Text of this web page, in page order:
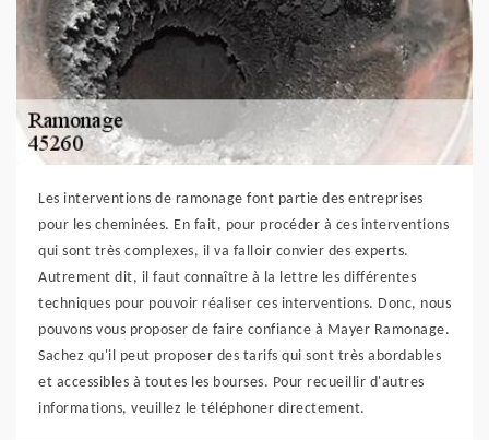
Les interventions de ramonage font partie des entreprises
pour les cheminées. En fait, pour procéder à ces interventions
qui sont très complexes, il va falloir convier des experts.
Autrement dit, il faut connaître à la lettre les différentes
techniques pour pouvoir réaliser ces interventions. Donc, nous
pouvons vous proposer de faire confiance à Mayer Ramonage.
Sachez qu'il peut proposer des tarifs qui sont très abordables
et accessibles à toutes les bourses. Pour recueillir d'autres
informations, veuillez le téléphoner directement.